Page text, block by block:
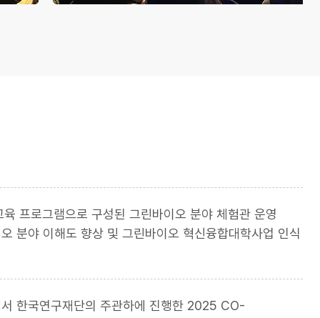
육 프로그램으로 구성된 그린바이오 분야 체험관 운영
분야 이해도 향상 및 그린바이오 혁신융합대학사업 인식
한국연구재단의 주관하에 진행한 2025 CO-